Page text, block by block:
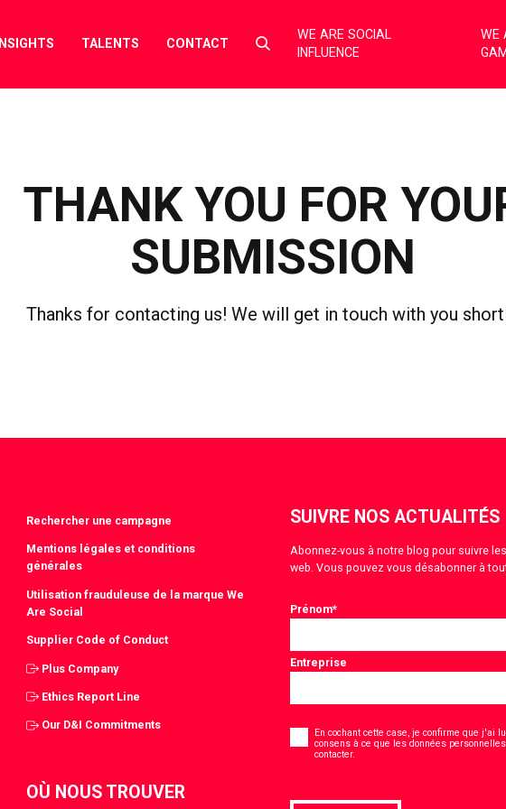
INSIGHTS TALENTS CONTACT
Select
toggle
WE ARE SOCIAL
INFLUENCE
WE
THANK YOU FOR
SUBMISSION
Thanks for contacting us! We will get in touch with you
Rechercher une campagne
Mentions légales et conditions
générales
Utilisation frauduleuse de la marque We
Are Social
Supplier Code of Conduct
Plus Company
Ethics Report Line
Our D&I Commitments
OÙ NOUS TROUVER
SUIVRE NOS ACTUALITÉS
Abonnez-vous à notre blog pour suivre
web. Vous pouvez vous désabonner à
Prénom*
Entreprise
* En cochant cette case, je confirme que j'ai
consens à ce que les données
contacter.